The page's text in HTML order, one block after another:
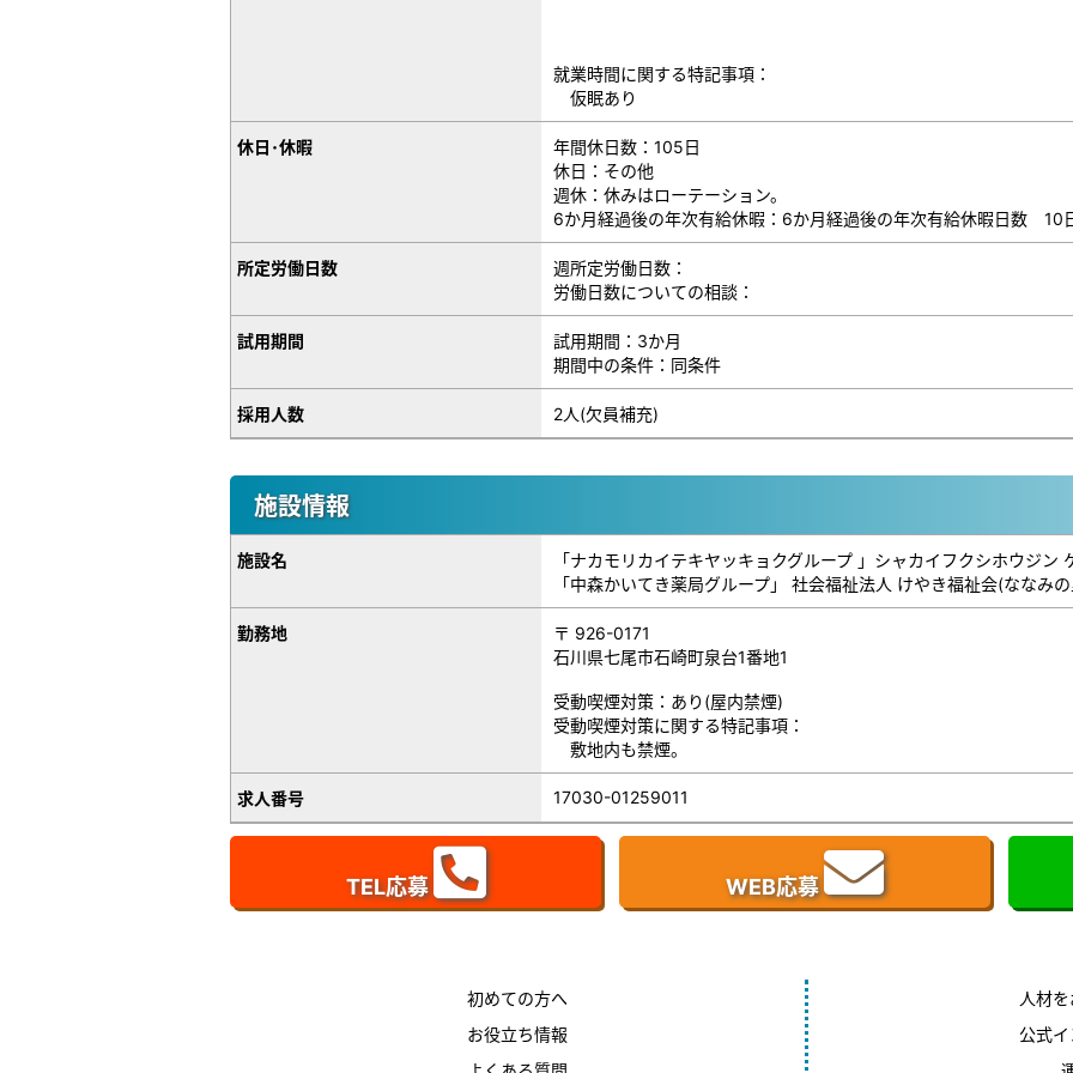
就業時間に関する特記事項：
仮眠あり
休日･休暇
年間休日数：105日
休日：その他
週休：休みはローテーション。
6か月経過後の年次有給休暇：6か月経過後の年次有給休暇日数 10
所定労働日数
週所定労働日数：
労働日数についての相談：
試用期間
試用期間：3か月
期間中の条件：同条件
採用人数 2人(欠員補充)
施設情報
施設名
「ナカモリカイテキヤッキョクグループ 」シャカイフクシホウジン
「中森かいてき薬局グループ」 社会福祉法人 けやき福祉会(ななみ
勤務地
〒 926-0171
石川県七尾市石崎町泉台1番地1
受動喫煙対策：あり(屋内禁煙)
受動喫煙対策に関する特記事項：
敷地内も禁煙。
求人番号 17030-01259011
TEL応募 WEB応募
初めての方へ
お役立ち情報
人材
公式